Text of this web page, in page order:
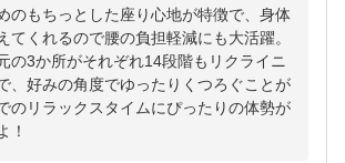
のもちっとした座り心地が特徴で、身体
てくれるので腰の負担軽減にも大活躍。
の3か所がそれぞれ14段階もリクライニ
、好みの角度でゆったりくつろぐことが
のリラックスタイムにぴったりの体勢が
！